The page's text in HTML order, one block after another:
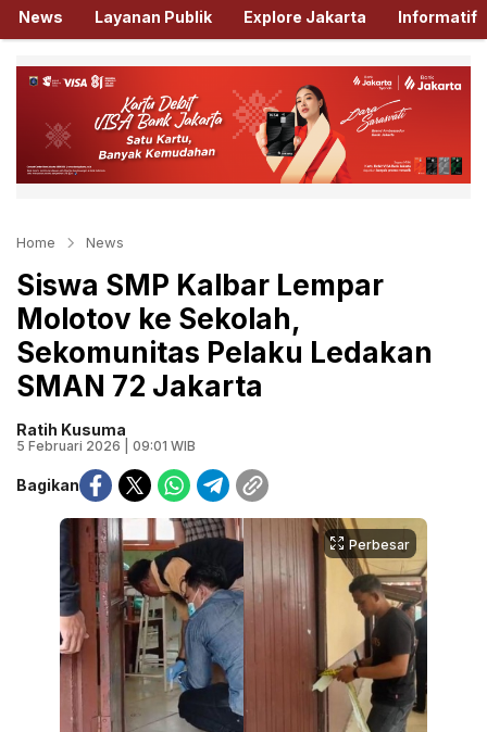
Haijakarta.id
Semua Tentang Jakarta Ada Disini!
News Layanan Publik Explore Jakarta Informatif
Home News
Siswa SMP Kalbar Lempar
Molotov ke Sekolah,
Sekomunitas Pelaku Ledakan
SMAN 72 Jakarta
Ratih Kusuma
5 Februari 2026 | 09:01 WIB
Bagikan
Perbesar